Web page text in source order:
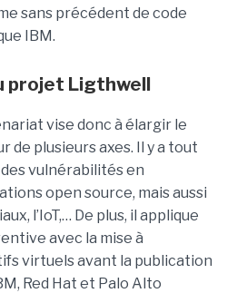
sans précédent de code
IBM.
projet Ligthwell
vise donc à élargir le
plusieurs axes. Il y a tout
vulnérabilités en
open source, mais aussi
l’IoT,… De plus, il applique
avec la mise à
virtuels avant la publication
Red Hat et Palo Alto